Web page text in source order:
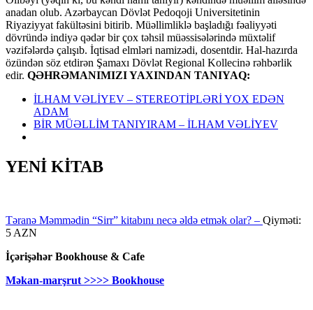
anadan olub. Azərbaycan Dövlət Pedoqoji Universitetinin
Riyaziyyat fakültəsini bitirib. Müəllimliklə başladığı fəaliyyəti
dövründə indiyə qədər bir çox təhsil müəssisələrində müxtəlif
vəzifələrdə çalışıb. İqtisad elmləri namizədi, dosentdir. Hal-hazırda
özündən söz etdirən Şamaxı Dövlət Regional Kollecinə rəhbərlik
edir. QƏHRƏMANIMIZI YAXINDAN TANIYAQ:
İLHAM VƏLİYEV – STEREOTİPLƏRİ YOX EDƏN
ADAM
BİR MÜƏLLİM TANIYIRAM – İLHAM VƏLİYEV
YENİ KİTAB
Təranə Məmmədin “Sirr” kitabını necə əldə etmək olar? – Qiyməti:
5 AZN
İçərişəhər Bookhouse & Cafe
Məkan-marşrut >>>> Bookhouse